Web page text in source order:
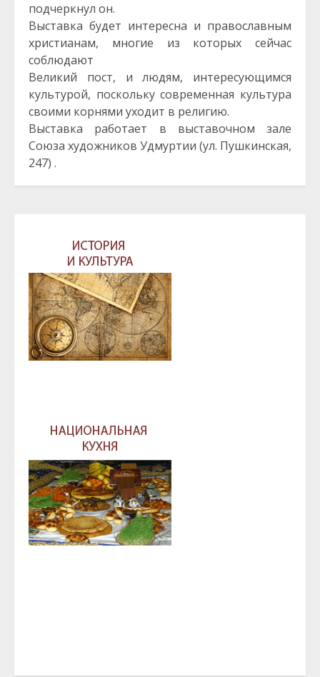
подчеркнул он.
Выставка будет интересна и православным
христианам, многие из которых сейчас
соблюдают
Великий пост, и людям, интересующимся
культурой, поскольку современная культура
своими корнями уходит в религию.
Выставка работает в выставочном зале
Союза художников Удмуртии (ул. Пушкинская,
247) .